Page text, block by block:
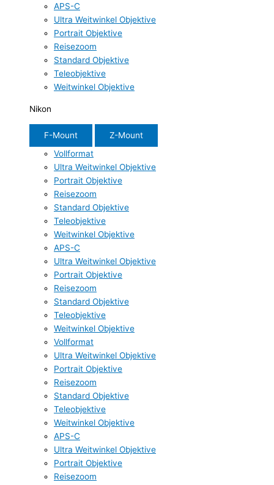
APS-C
Ultra Weitwinkel Objektive
Portrait Objektive
Reisezoom
Standard Objektive
Teleobjektive
Weitwinkel Objektive
Nikon
F-Mount
Z-Mount
Vollformat
Ultra Weitwinkel Objektive
Portrait Objektive
Reisezoom
Standard Objektive
Teleobjektive
Weitwinkel Objektive
APS-C
Ultra Weitwinkel Objektive
Portrait Objektive
Reisezoom
Standard Objektive
Teleobjektive
Weitwinkel Objektive
Vollformat
Ultra Weitwinkel Objektive
Portrait Objektive
Reisezoom
Standard Objektive
Teleobjektive
Weitwinkel Objektive
APS-C
Ultra Weitwinkel Objektive
Portrait Objektive
Reisezoom